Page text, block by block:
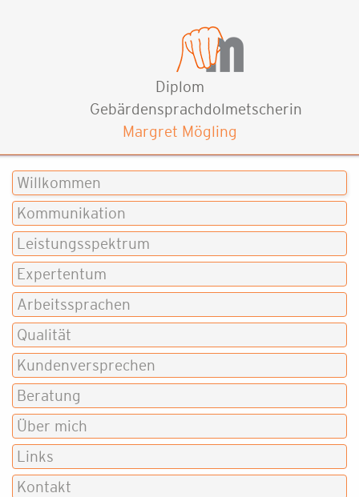
Diplom
Gebärdensprachdolmetscherin
Margret Mögling
Willkommen
Kommunikation
Leistungsspektrum
Expertentum
Arbeitssprachen
Qualität
Kundenversprechen
Beratung
Über mich
Links
Kontakt